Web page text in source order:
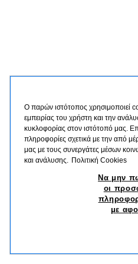
Ο παρών ιστότοπος χρησιμοποιεί
εμπειρίας του χρήστη και την
κυκλοφορίας στον ιστότοπό μας.
πληροφορίες σχετικά με την από
μας με τους συνεργάτες μέσων
και ανάλυσης. Πολιτική Cookies
Να μην
οι
με